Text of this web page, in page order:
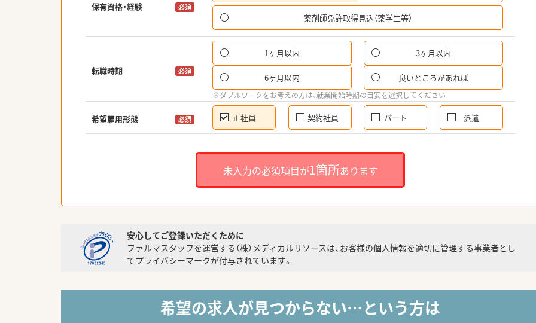
保有資格・経験 必須
薬剤師免許取得見込（薬学生等）
転職時期 必須
1ヶ月以内 3ヶ月以内
6ヶ月以内 良いところがあれば
※ダブルワークをお考えの方は、就業開始時期の目安を選択してください
希望雇用形態 必須 正社員 契約社員 パート 派遣
未入力の必須項目が1箇所あります
安心してご登録いただくために
ファルマスタッフを運営する（株）メディカルリソースは、お客様の個人情報を適切に管理する事業者とし
てプライバシーマークが付与されています。
希望の求人が見つからない…という方は